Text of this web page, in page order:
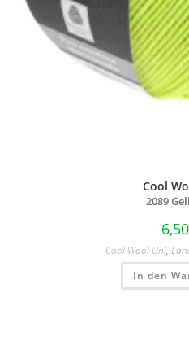
Cool
2089
6,50
Cool Wool Uni,
In den